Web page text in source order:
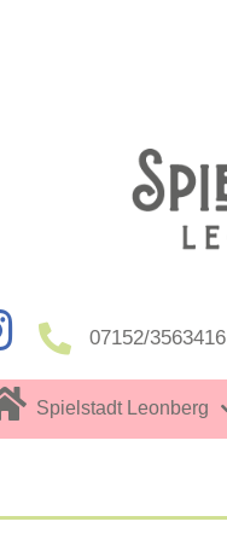
07152/3563416
Spielstadt Leonberg